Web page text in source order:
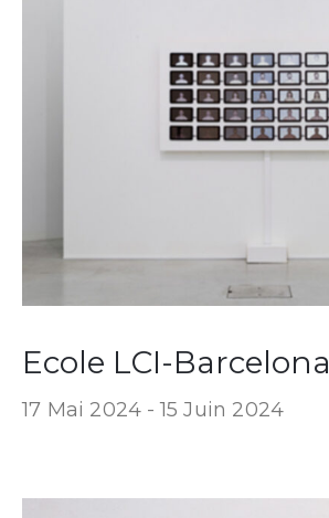
Ecole LCI-Barcelona
17 Mai 2024 - 15 Juin 2024